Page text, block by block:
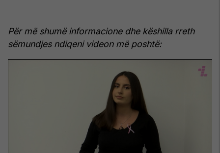
Për më shumë informacione dhe këshilla rreth
sëmundjes ndiqeni videon më poshtë: